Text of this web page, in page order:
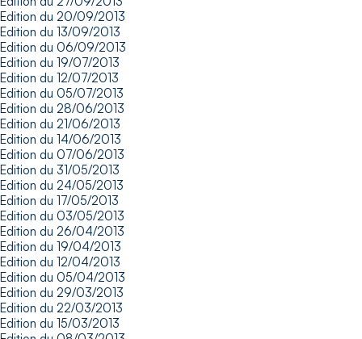
Edition du 20/09/2013
Edition du 13/09/2013
Edition du 06/09/2013
Edition du 19/07/2013
Edition du 12/07/2013
Edition du 05/07/2013
Edition du 28/06/2013
Edition du 21/06/2013
Edition du 14/06/2013
Edition du 07/06/2013
Edition du 31/05/2013
Edition du 24/05/2013
Edition du 17/05/2013
Edition du 03/05/2013
Edition du 26/04/2013
Edition du 19/04/2013
Edition du 12/04/2013
Edition du 05/04/2013
Edition du 29/03/2013
Edition du 22/03/2013
Edition du 15/03/2013